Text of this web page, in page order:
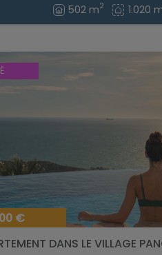
502 m2 1.020
€
DANS LE VILLAGE